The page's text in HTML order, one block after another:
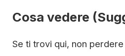
Cosa vedere
Se ti trovi qui, non perdere